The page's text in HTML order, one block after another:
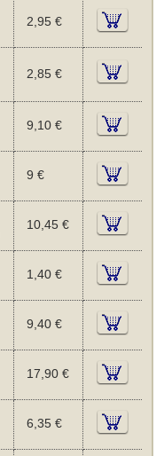
2,95 €
2,85 €
9,10 €
9 €
10,45 €
1,40 €
9,40 €
17,90 €
6,35 €